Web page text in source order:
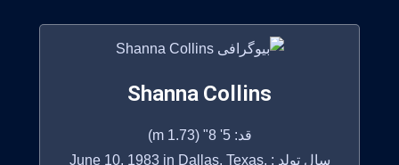
Shanna Collins
قد: 5' 8" (1.73 m)
سال تولد : June 10, 1983 in Dallas, Texas,